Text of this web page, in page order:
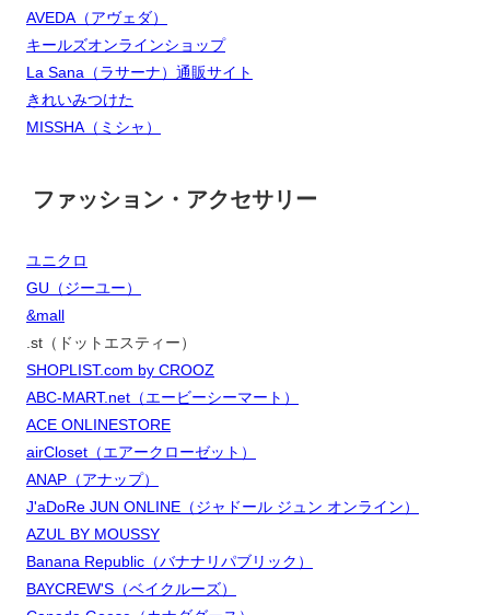
AVEDA（アヴェダ）
キールズオンラインショップ
La Sana（ラサーナ）通販サイト
きれいみつけた
MISSHA（ミシャ）
ファッション・アクセサリー
ユニクロ
GU（ジーユー）
&mall
.st（ドットエスティー）
SHOPLIST.com by CROOZ
ABC-MART.net（エービーシーマート）
ACE ONLINESTORE
airCloset（エアークローゼット）
ANAP（アナップ）
J'aDoRe JUN ONLINE（ジャドール ジュン オンライン）
AZUL BY MOUSSY
Banana Republic（バナナリパブリック）
BAYCREW'S（ベイクルーズ）